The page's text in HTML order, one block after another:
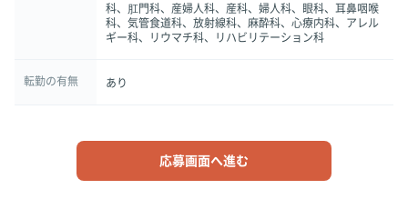
科、肛門科、産婦人科、産科、婦人科、眼科、耳鼻咽喉
科、気管食道科、放射線科、麻酔科、心療内科、アレル
ギー科、リウマチ科、リハビリテーション科
転勤の有無 あり
応募画面へ進む